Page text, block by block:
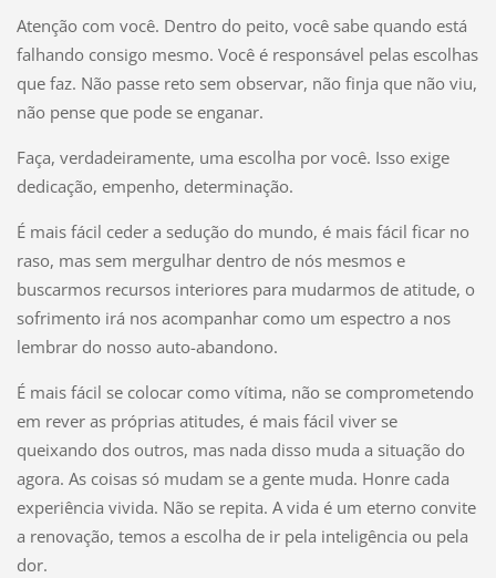
Atenção com você. Dentro do peito, você sabe quando está
falhando consigo mesmo. Você é responsável pelas escolhas
que faz. Não passe reto sem observar, não finja que não viu,
não pense que pode se enganar.
Faça, verdadeiramente, uma escolha por você. Isso exige
dedicação, empenho, determinação.
É mais fácil ceder a sedução do mundo, é mais fácil ficar no
raso, mas sem mergulhar dentro de nós mesmos e
buscarmos recursos interiores para mudarmos de atitude, o
sofrimento irá nos acompanhar como um espectro a nos
lembrar do nosso auto-abandono.
É mais fácil se colocar como vítima, não se comprometendo
em rever as próprias atitudes, é mais fácil viver se
queixando dos outros, mas nada disso muda a situação do
agora. As coisas só mudam se a gente muda. Honre cada
experiência vivida. Não se repita. A vida é um eterno convite
a renovação, temos a escolha de ir pela inteligência ou pela
dor.